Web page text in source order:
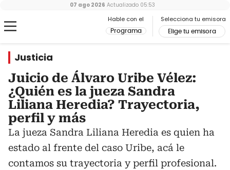
Hable con el
Programa
Selecciona tu emisora
Elige tu emisora
07 ago 2026 Actualizado 05:53
Justicia
Juicio de Álvaro Uribe Vélez:
¿Quién es la jueza Sandra
Liliana Heredia? Trayectoria,
perfil y más
La jueza Sandra Liliana Heredia es quien ha
estado al frente del caso Uribe, acá le
contamos su trayectoria y perfil profesional.